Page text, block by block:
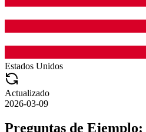
Estados Unidos
Actualizado
2026-03-09
Preguntas de Ejemplo: